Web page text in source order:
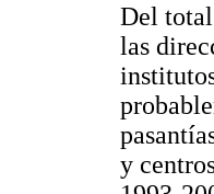
Del
las
y